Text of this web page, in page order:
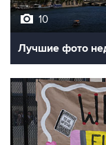
10
Лучшие фото